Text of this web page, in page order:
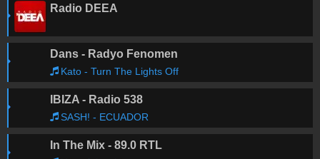
Radio DEEA
Dans - Radyo Fenomen
Kato - Turn The Lights Off
IBIZA - Radio 538
SASH! - ECUADOR
In The Mix - 89.0 RTL